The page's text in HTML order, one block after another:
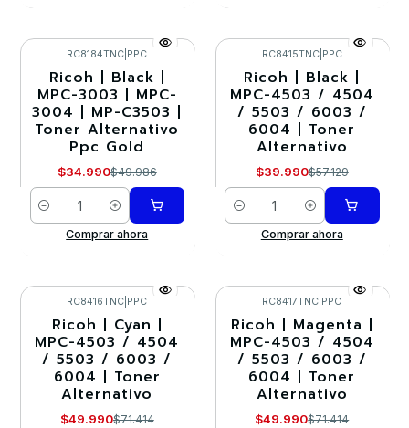
-30%
RC8184TNC PPC
Ricoh | Black |
MPC-3003 | MPC-
3004 | MP-C3503 |
Toner Alternativo
Ppc Gold
$34.990$49.986
Cantidad
Comprar ahora
-30%
RC8415TNC| PPC
Ricoh | Black |
MPC-4503 / 4504
/ 5503 / 6003 /
6004 | Toner
Alternativo
$39.990$57.129
Cantidad
Comprar ahora
-30%
RC8416TNC PPC
Ricoh | Cyan |
MPC-4503 / 4504
/ 5503 / 6003 /
6004 | Toner
Alternativo
$49.990$71.414
-30%
RC8417TNC PPC
Ricoh | Magenta |
MPC-4503 / 4504
/ 5503 / 6003 /
6004 | Toner
Alternativo
$49.990$71.414